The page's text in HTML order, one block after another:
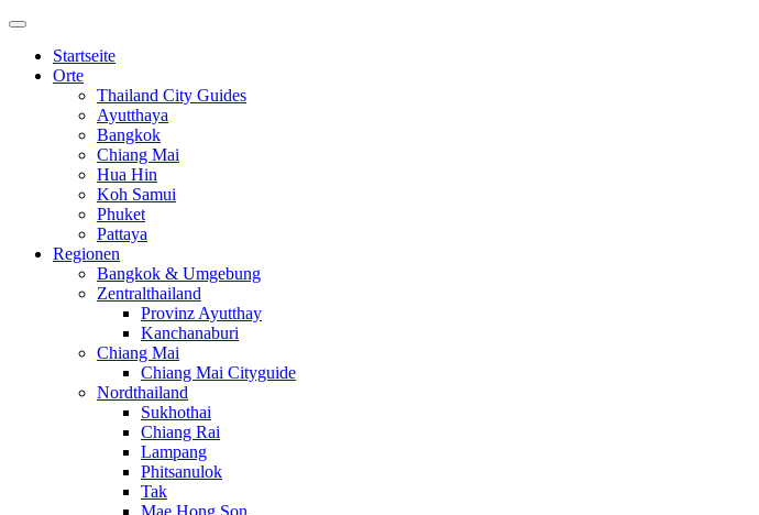
Startseite
Orte
Thailand City Guides
Ayutthaya
Bangkok
Chiang Mai
Hua Hin
Koh Samui
Phuket
Pattaya
Regionen
Bangkok & Umgebung
Zentralthailand
Provinz Ayutthay
Kanchanaburi
Chiang Mai
Chiang Mai Cityguide
Nordthailand
Sukhothai
Chiang Rai
Lampang
Phitsanulok
Tak
Mae Hong Son